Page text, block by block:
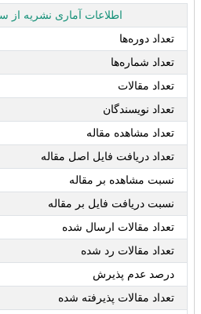
اطلاعات آماری نشریه از سال 1391 تا
تعداد دوره‌ها
تعداد شماره‌ها
تعداد مقالات
تعداد نویسندگان
تعداد مشاهده مقاله
تعداد دریافت فایل اصل مقاله
نسبت مشاهده بر مقاله
نسبت دریافت فایل بر مقاله
تعداد مقالات ارسال شده
تعداد مقالات رد شده
درصد عدم پذیرش
تعداد مقالات پذیرفته شده